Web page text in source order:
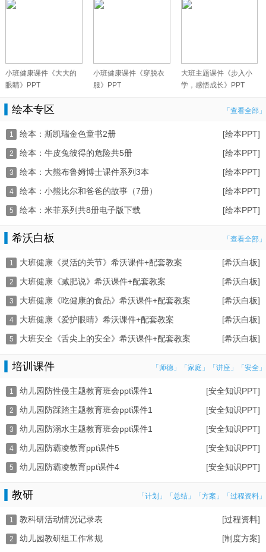
小班健康课件《大大的
眼睛》PPT
小班健康课件《穿脱衣
服》PPT
大班主题课件《步入小
学，感悟成长》PPT
「查看全部」
绘本专区
[绘本PPT]
1
绘本：斯凯瑞金色童书2册
[绘本PPT]
2
绘本：牛皮兔彼得的危险共5册
[绘本PPT]
3
绘本：大熊布鲁姆博士课件系列3本
[绘本PPT]
4
绘本：小熊比尔和爸爸的故事（7册）
[绘本PPT]
5 绘本：米菲系列共8册电子版下载
「查看全部」
希沃白板
[希沃白板]
1
大班健康《灵活的关节》希沃课件+配套教案
[希沃白板]
2
大班健康《减肥说》希沃课件+配套教案
[希沃白板]
3
大班健康《吃健康的食品》希沃课件+配套教案
[希沃白板]
4
大班健康《爱护眼睛》希沃课件+配套教案
[希沃白板]
5 大班安全《舌尖上的安全》希沃课件+配套教案
「安全」
「讲座」
「家庭」
「师德」
培训课件
[安全知识PPT]
1
幼儿园防性侵主题教育班会ppt课件1
[安全知识PPT]
2
幼儿园防踩踏主题教育班会ppt课件1
[安全知识PPT]
3
幼儿园防溺水主题教育班会ppt课件1
[安全知识PPT]
4
幼儿园防霸凌教育ppt课件5
[安全知识PPT]
5 幼儿园防霸凌教育ppt课件4
「过程资料」
「方案」
「总结」
「计划」
教研
[过程资料]
1
教科研活动情况记录表
[制度方案]
2
幼儿园教研组工作常规